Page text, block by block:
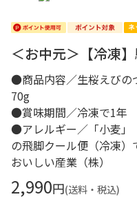
＜お中元＞【冷凍
●商品内容／生桜えび
70g
●賞味期間／冷凍で1年
●アレルギー／「小麦
の飛脚クール便（冷凍
おいしい産業（株）
2,990円(送料・税込)